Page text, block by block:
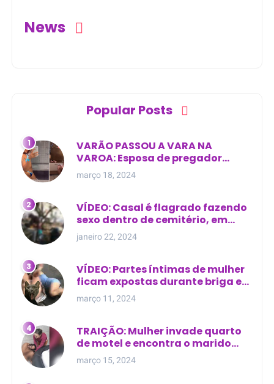
News
Popular Posts
VARÃO PASSOU A VARA NA
VAROA: Esposa de pregador
evangélico descobre
relacionamento extra-conjugal
março 18, 2024
VÍDEO: Casal é flagrado fazendo
sexo dentro de cemitério, em
cima de túmulo no Maranhão
janeiro 22, 2024
VÍDEO: Partes íntimas de mulher
ficam expostas durante briga em
Manaus
março 11, 2024
TRAIÇÃO: Mulher invade quarto
de motel e encontra o marido
com outra na cama
março 15, 2024